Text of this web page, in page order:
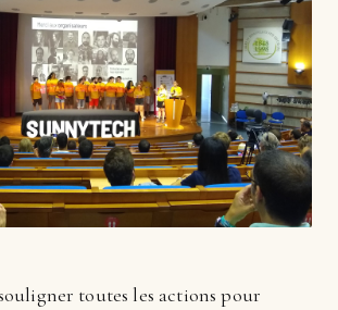
toutes les actions pour